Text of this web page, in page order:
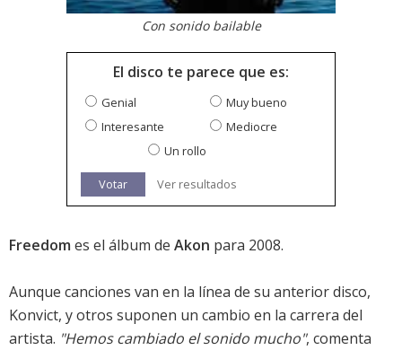
Con sonido bailable
El disco te parece que es:
Genial
Muy bueno
Interesante
Mediocre
Un rollo
Votar Ver resultados
Freedom es el álbum de Akon para 2008.
Aunque canciones van en la línea de su anterior disco,
Konvict, y otros suponen un cambio en la carrera del
artista. "Hemos cambiado el sonido mucho", comenta